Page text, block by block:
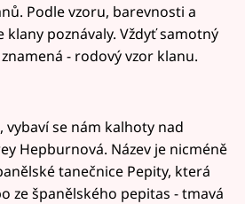
Podle vzoru, barevnosti a
poznávaly. Vždyť samotný
- rodový vzor klanu.
vybaví se nám kalhoty nad
Hepburnová. Název je nicméně
tanečnice Pepity, která
ze španělského pepitas - tmavá